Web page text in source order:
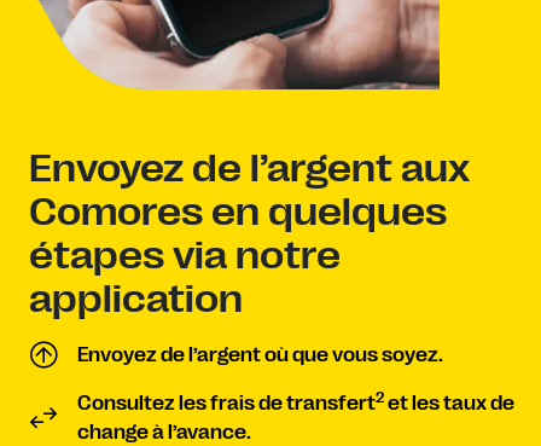
Envoyez de l’argent aux
Comores en quelques
étapes via notre
application
Envoyez de l’argent où que vous soyez.
Consultez les frais de transfert2 et les taux de
change à l’avance.